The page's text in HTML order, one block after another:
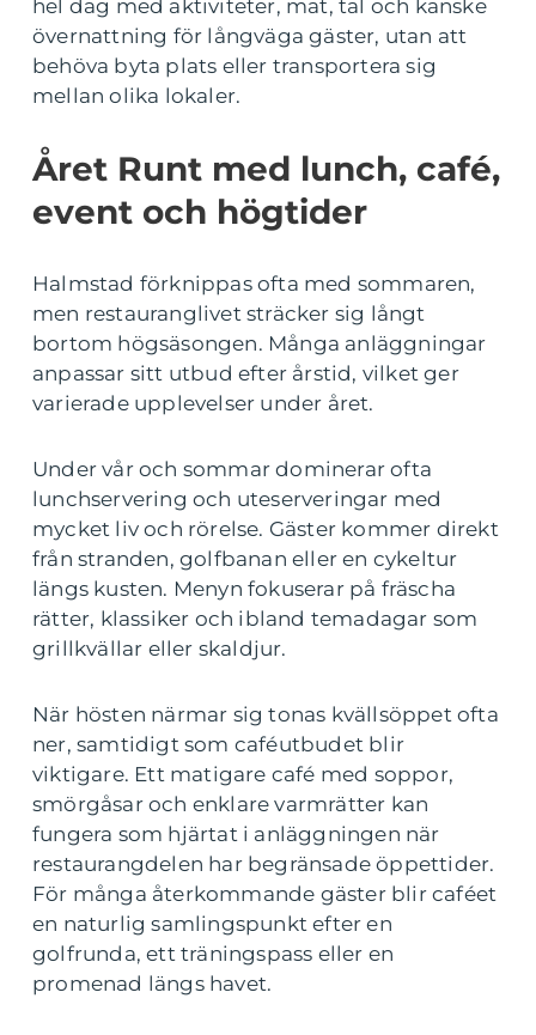
hel dag med aktiviteter, mat, tal och kanske
övernattning för långväga gäster, utan att
behöva byta plats eller transportera sig
mellan olika lokaler.
Året Runt med lunch, café,
event och högtider
Halmstad förknippas ofta med sommaren,
men restauranglivet sträcker sig långt
bortom högsäsongen. Många anläggningar
anpassar sitt utbud efter årstid, vilket ger
varierade upplevelser under året.
Under vår och sommar dominerar ofta
lunchservering och uteserveringar med
mycket liv och rörelse. Gäster kommer direkt
från stranden, golfbanan eller en cykeltur
längs kusten. Menyn fokuserar på fräscha
rätter, klassiker och ibland temadagar som
grillkvällar eller skaldjur.
När hösten närmar sig tonas kvällsöppet ofta
ner, samtidigt som caféutbudet blir
viktigare. Ett matigare café med soppor,
smörgåsar och enklare varmrätter kan
fungera som hjärtat i anläggningen när
restaurangdelen har begränsade öppettider.
För många återkommande gäster blir caféet
en naturlig samlingspunkt efter en
golfrunda, ett träningspass eller en
promenad längs havet.